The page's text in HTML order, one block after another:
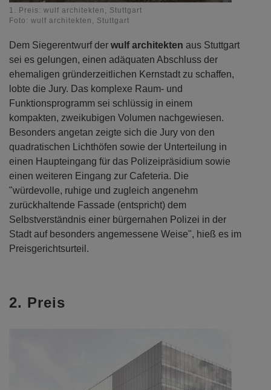
1. Preis: wulf architekten, Stuttgart
Foto: wulf architekten, Stuttgart
Dem Siegerentwurf der wulf architekten aus Stuttgart
sei es gelungen, einen adäquaten Abschluss der
ehemaligen gründerzeitlichen Kernstadt zu schaffen,
lobte die Jury. Das komplexe Raum- und
Funktionsprogramm sei schlüssig in einem
kompakten, zweikubigen Volumen nachgewiesen.
Besonders angetan zeigte sich die Jury von den
quadratischen Lichthöfen sowie der Unterteilung in
einen Haupteingang für das Polizeipräsidium sowie
einen weiteren Eingang zur Cafeteria. Die
"würdevolle, ruhige und zugleich angenehm
zurückhaltende Fassade (entspricht) dem
Selbstverständnis einer bürgernahen Polizei in der
Stadt auf besonders angemessene Weise", hieß es im
Preisgerichtsurteil.
2. Preis